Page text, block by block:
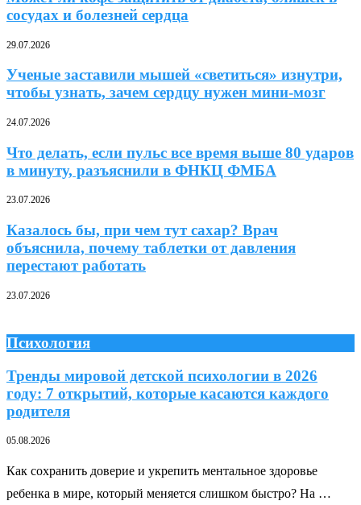
сосудах и болезней сердца
29.07.2026
Ученые заставили мышей «светиться» изнутри,
чтобы узнать, зачем сердцу нужен мини-мозг
24.07.2026
Что делать, если пульс все время выше 80 ударов
в минуту, разъяснили в ФНКЦ ФМБА
23.07.2026
Казалось бы, при чем тут сахар? Врач
объяснила, почему таблетки от давления
перестают работать
23.07.2026
Психология
Тренды мировой детской психологии в 2026
году: 7 открытий, которые касаются каждого
родителя
05.08.2026
Как сохранить доверие и укрепить ментальное здоровье
ребенка в мире, который меняется слишком быстро? На …